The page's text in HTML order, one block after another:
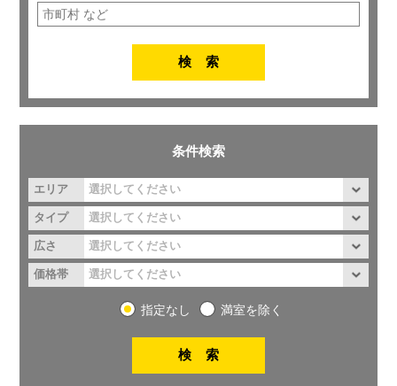
条件検索
エリア
タイプ
広さ
価格帯
指定なし 満室を除く